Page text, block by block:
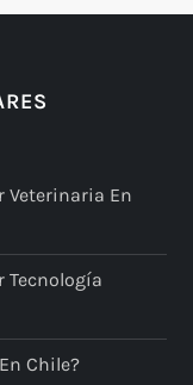
Veterinaria En
Tecnología
Chile?